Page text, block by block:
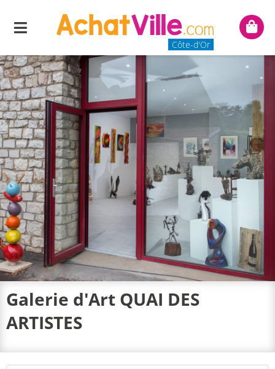
Menu
Côte-d'Or
Mon
Galerie d'Art QUAI DES
ARTISTES